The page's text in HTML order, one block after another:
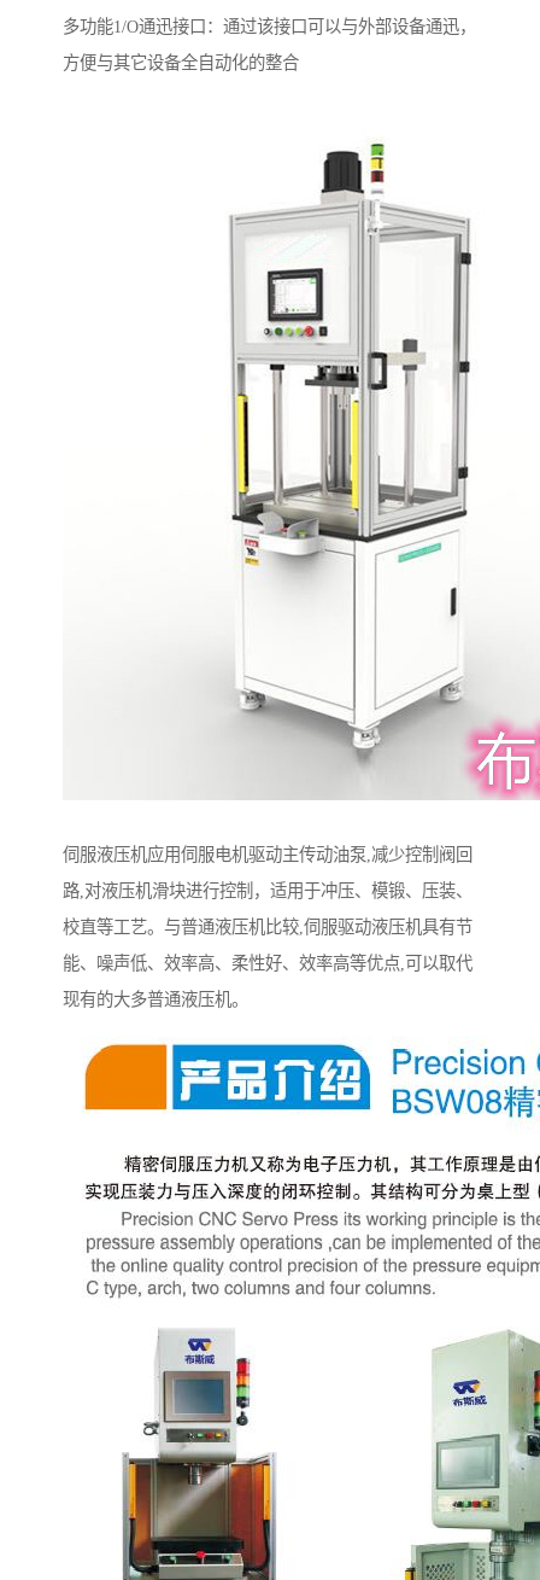
多功能1/O通迅接口：通过该接口可以与外部设备通迅，
方便与其它设备全自动化的整合
伺服液压机应用伺服电机驱动主传动油泵,减少控制阀回
路,对液压机滑块进行控制，适用于冲压、模锻、压装、
校直等工艺。与普通液压机比较,伺服驱动液压机具有节
能、噪声低、效率高、柔性好、效率高等优点,可以取代
现有的大多普通液压机。